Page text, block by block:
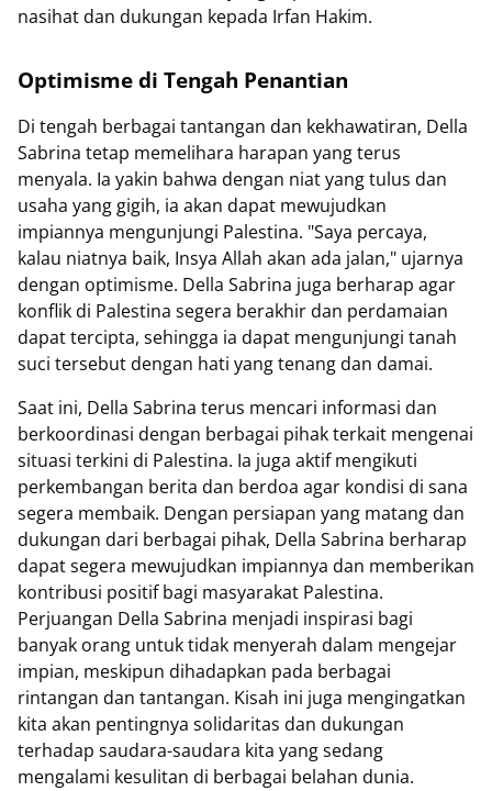
nasihat dan dukungan kepada Irfan Hakim.
Optimisme di Tengah Penantian
Di tengah berbagai tantangan dan kekhawatiran, Della
Sabrina tetap memelihara harapan yang terus
menyala. Ia yakin bahwa dengan niat yang tulus dan
usaha yang gigih, ia akan dapat mewujudkan
impiannya mengunjungi Palestina. "Saya percaya,
kalau niatnya baik, Insya Allah akan ada jalan," ujarnya
dengan optimisme. Della Sabrina juga berharap agar
konflik di Palestina segera berakhir dan perdamaian
dapat tercipta, sehingga ia dapat mengunjungi tanah
suci tersebut dengan hati yang tenang dan damai.
Saat ini, Della Sabrina terus mencari informasi dan
berkoordinasi dengan berbagai pihak terkait mengenai
situasi terkini di Palestina. Ia juga aktif mengikuti
perkembangan berita dan berdoa agar kondisi di sana
segera membaik. Dengan persiapan yang matang dan
dukungan dari berbagai pihak, Della Sabrina berharap
dapat segera mewujudkan impiannya dan memberikan
kontribusi positif bagi masyarakat Palestina.
Perjuangan Della Sabrina menjadi inspirasi bagi
banyak orang untuk tidak menyerah dalam mengejar
impian, meskipun dihadapkan pada berbagai
rintangan dan tantangan. Kisah ini juga mengingatkan
kita akan pentingnya solidaritas dan dukungan
terhadap saudara-saudara kita yang sedang
mengalami kesulitan di berbagai belahan dunia.